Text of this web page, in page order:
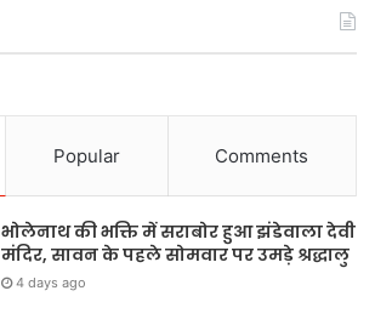
Popular Comments
भोलेनाथ की भक्ति में सराबोर हुआ झंडेवाला देवी
मंदिर, सावन के पहले सोमवार पर उमड़े श्रद्धालु
4 days ago